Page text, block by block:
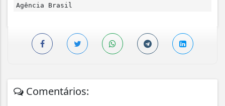
Agência Brasil
Comentários: